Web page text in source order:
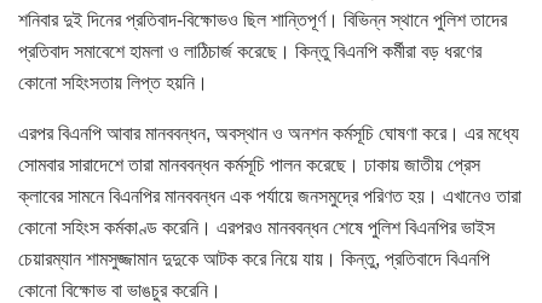
শনিবার দুই দিনের প্রতিবাদ-বিক্ষোভও ছিল শান্তিপূর্ণ। বিভিন্ন স্থানে পুলিশ তাদের
প্রতিবাদ সমাবেশে হামলা ও লাঠিচার্জ করেছে। কিন্তু বিএনপি কর্মীরা বড় ধরণের
কোনো সহিংসতায় লিপ্ত হয়নি।
এরপর বিএনপি আবার মানববন্ধন, অবস্থান ও অনশন কর্মসূচি ঘোষণা করে। এর মধ্যে
সোমবার সারাদেশে তারা মানববন্ধন কর্মসূচি পালন করেছে। ঢাকায় জাতীয় প্রেস
ক্লাবের সামনে বিএনপির মানববন্ধন এক পর্যায়ে জনসমুদ্রে পরিণত হয়। এখানেও তারা
কোনো সহিংস কর্মকাণ্ড করেনি। এরপরও মানববন্ধন শেষে পুলিশ বিএনপির ভাইস
চেয়ারম্যান শামসুজ্জামান দুদুকে আটক করে নিয়ে যায়। কিন্তু, প্রতিবাদে বিএনপি
কোনো বিক্ষোভ বা ভাঙচুর করেনি।